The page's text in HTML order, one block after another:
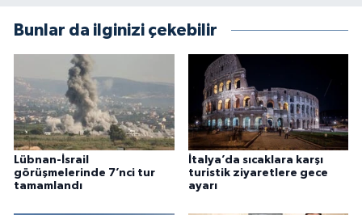
Bunlar da ilginizi çekebilir
Lübnan-İsrail
görüşmelerinde 7’nci tur
tamamlandı
İtalya’da sıcaklara karşı
turistik ziyaretlere gece
ayarı